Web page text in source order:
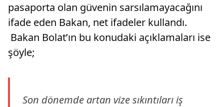
pasaporta olan güvenin sarsılamayacağını
ifade eden Bakan, net ifadeler kullandı.
Bakan Bolat’ın bu konudaki açıklamaları ise
şöyle;
Son dönemde artan vize sıkıntıları iş